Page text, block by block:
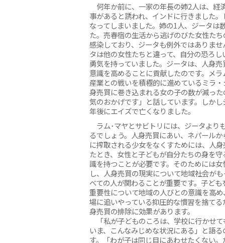
何年か前に、一家の年長の姉2人は、経
事があると誘われ、インドに行きました
なってしまいました。姉の1人、ジータは
た。売春宿の生活から逃げのびた女性た
感染しており、ジータも例外ではありま
タは他の女性たちと違って、自分の恐ろ
勇気を持っていました。ジータは、人身
意識を高めることに貢献したのです。メ
産業との戦いを積極的に進めているミラ
身売買に巻き込まれる女の子の数が減っ
気のおかげです」と話しています。しか
年後にエイズで亡くなりました。
ラム･マヤとサビトリには、ジータより
るでしょう。人身売買にあい、ネパール
に搾取される少女をなくすためには、人
たとき、女性と子どもが自分たちの身を
識を持つことが必要です。そのためには
し、人身売買の現実について地域社会が
べての人が関わることが重要です。子ど
重要性について地域の人びとの意識を高
場に追いやっている抑圧的な慣習を捨て
身売買の排除に効果があります。
「私が子どものころは、学校に行かせ
いま、こんなみじめな状況にある」と語
す。「わが子は同じ目にあわせたくない